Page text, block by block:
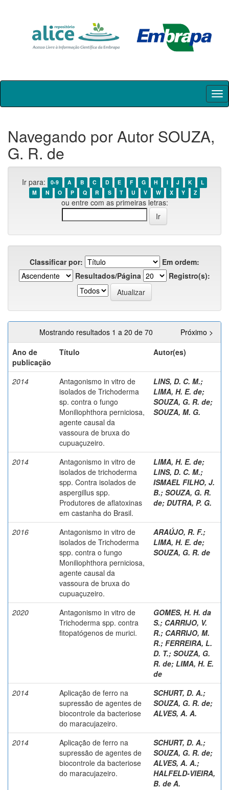
Skip
Navegando por Autor SOUZA,
G. R. de
Ir para: 0-9 A B C D E F G H I J K
L
M
N O P Q R S T U V W X Y Z
ou entre com as primeiras letras:
Classificar por:
Em ordem:
Resultados/Página
Registro(s):
Mostrando resultados 1 a 20 de 70
Próximo >
Ano de
publicação
Título Autor(es)
2014
Antagonismo in vitro de
isolados de Trichoderma
sp. contra o fungo
Moniliophthora perniciosa,
agente causal da
vassoura de bruxa do
cupuaçuzeiro.
LINS, D. C. M.;
LIMA, H. E. de;
SOUZA, G. R. de;
SOUZA, M. G.
2014
Antagonismo in vitro de
isolados de trichoderma
spp. Contra isolados de
aspergillus spp.
Produtores de aflatoxinas
em castanha do Brasil.
LIMA, H. E. de;
LINS, D. C. M.;
ISMAEL FILHO, J.
B.; SOUZA, G. R.
de; DUTRA, P. G.
2016
Antagonismo in vitro de
isolados de Trichoderma
spp. contra o fungo
Moniliophthora perniciosa,
agente causal da
vassoura de bruxa do
cupuaçuzeiro.
ARAÚJO, R. F.;
LIMA, H. E. de;
SOUZA, G. R. de
2020
Antagonismo in vitro de
Trichoderma spp. contra
fitopatógenos de murici.
GOMES, H. H. da
S.; CARRIJO, V.
R.; CARRIJO, M.
R.; FERREIRA, L.
D. T.; SOUZA, G.
R. de; LIMA, H. E.
de
2014
Aplicação de ferro na
supressão de agentes de
biocontrole da bacteriose
do maracujazeiro.
SCHURT, D. A.;
SOUZA, G. R. de;
ALVES, A. A.
2014
Aplicação de ferro na
supressão de agentes de
biocontrole da bacteriose
do maracujazeiro.
SCHURT, D. A.;
SOUZA, G. R. de;
ALVES, A. A.;
HALFELD-VIEIRA,
B. de A.